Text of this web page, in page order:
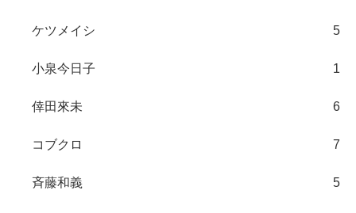
ケツメイシ 5
小泉今日子 1
倖田來未 6
コブクロ 7
斉藤和義 5